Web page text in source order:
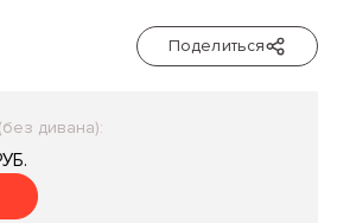
Поделиться
дивана):